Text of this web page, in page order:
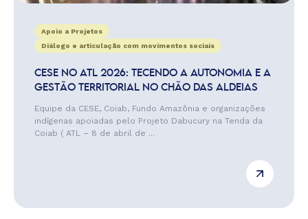
Apoio a Projetos
Diálogo e articulação com movimentos sociais
CESE NO ATL 2026: TECENDO A AUTONOMIA E A
GESTÃO TERRITORIAL NO CHÃO DAS ALDEIAS
Equipe da CESE, Coiab, Fundo Amazônia e organizações
indígenas apoiadas pelo Projeto Dabucury na Tenda da
Coiab ( ATL – 8 de abril de ...